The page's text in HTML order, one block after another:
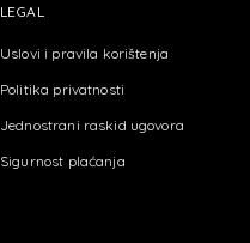
LEGAL
Uslovi i pravila korištenja
Politika privatnosti
Jednostrani raskid ugovora
Sigurnost plaćanja